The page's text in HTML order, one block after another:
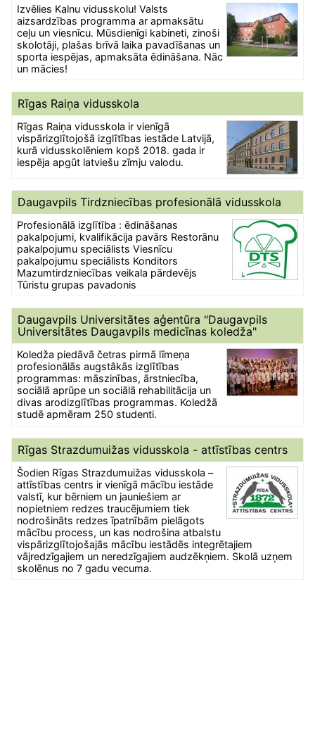
Izvēlies Kalnu vidusskolu! Valsts
aizsardzības programma ar apmaksātu
ceļu un viesnīcu. Mūsdienīgi kabineti, zinoši
skolotāji, plašas brīvā laika pavadīšanas un
sporta iespējas, apmaksāta ēdināšana. Nāc
un mācies!
Rīgas Raiņa vidusskola
Rīgas Raiņa vidusskola ir vienīgā
vispārizglītojošā izglītības iestāde Latvijā,
kurā vidusskolēniem kopš 2018. gada ir
iespēja apgūt latviešu zīmju valodu.
Daugavpils Tirdzniecības profesionālā vidusskola
Profesionālā izglītība : ēdināšanas
pakalpojumi, kvalifikācija pavārs Restorānu
pakalpojumu speciālists Viesnīcu
pakalpojumu speciālists Konditors
Mazumtirdzniecības veikala pārdevējs
Tūristu grupas pavadonis
Daugavpils Universitātes aģentūra "Daugavpils
Universitātes Daugavpils medicīnas koledža"
Koledža piedāvā četras pirmā līmeņa
profesionālās augstākās izglītības
programmas: māszinības, ārstniecība,
sociālā aprūpe un sociālā rehabilitācija un
divas arodizglītības programmas. Koledžā
studē apmēram 250 studenti.
Rīgas Strazdumuižas vidusskola - attīstības centrs
Šodien Rīgas Strazdumuižas vidusskola –
attīstības centrs ir vienīgā mācību iestāde
valstī, kur bērniem un jauniešiem ar
nopietniem redzes traucējumiem tiek
nodrošināts redzes īpatnībām pielāgots
mācību process, un kas nodrošina atbalstu
vispārizglītojošajās mācību iestādēs integrētajiem
vājredzīgajiem un neredzīgajiem audzēkņiem. Skolā uzņem
skolēnus no 7 gadu vecuma.